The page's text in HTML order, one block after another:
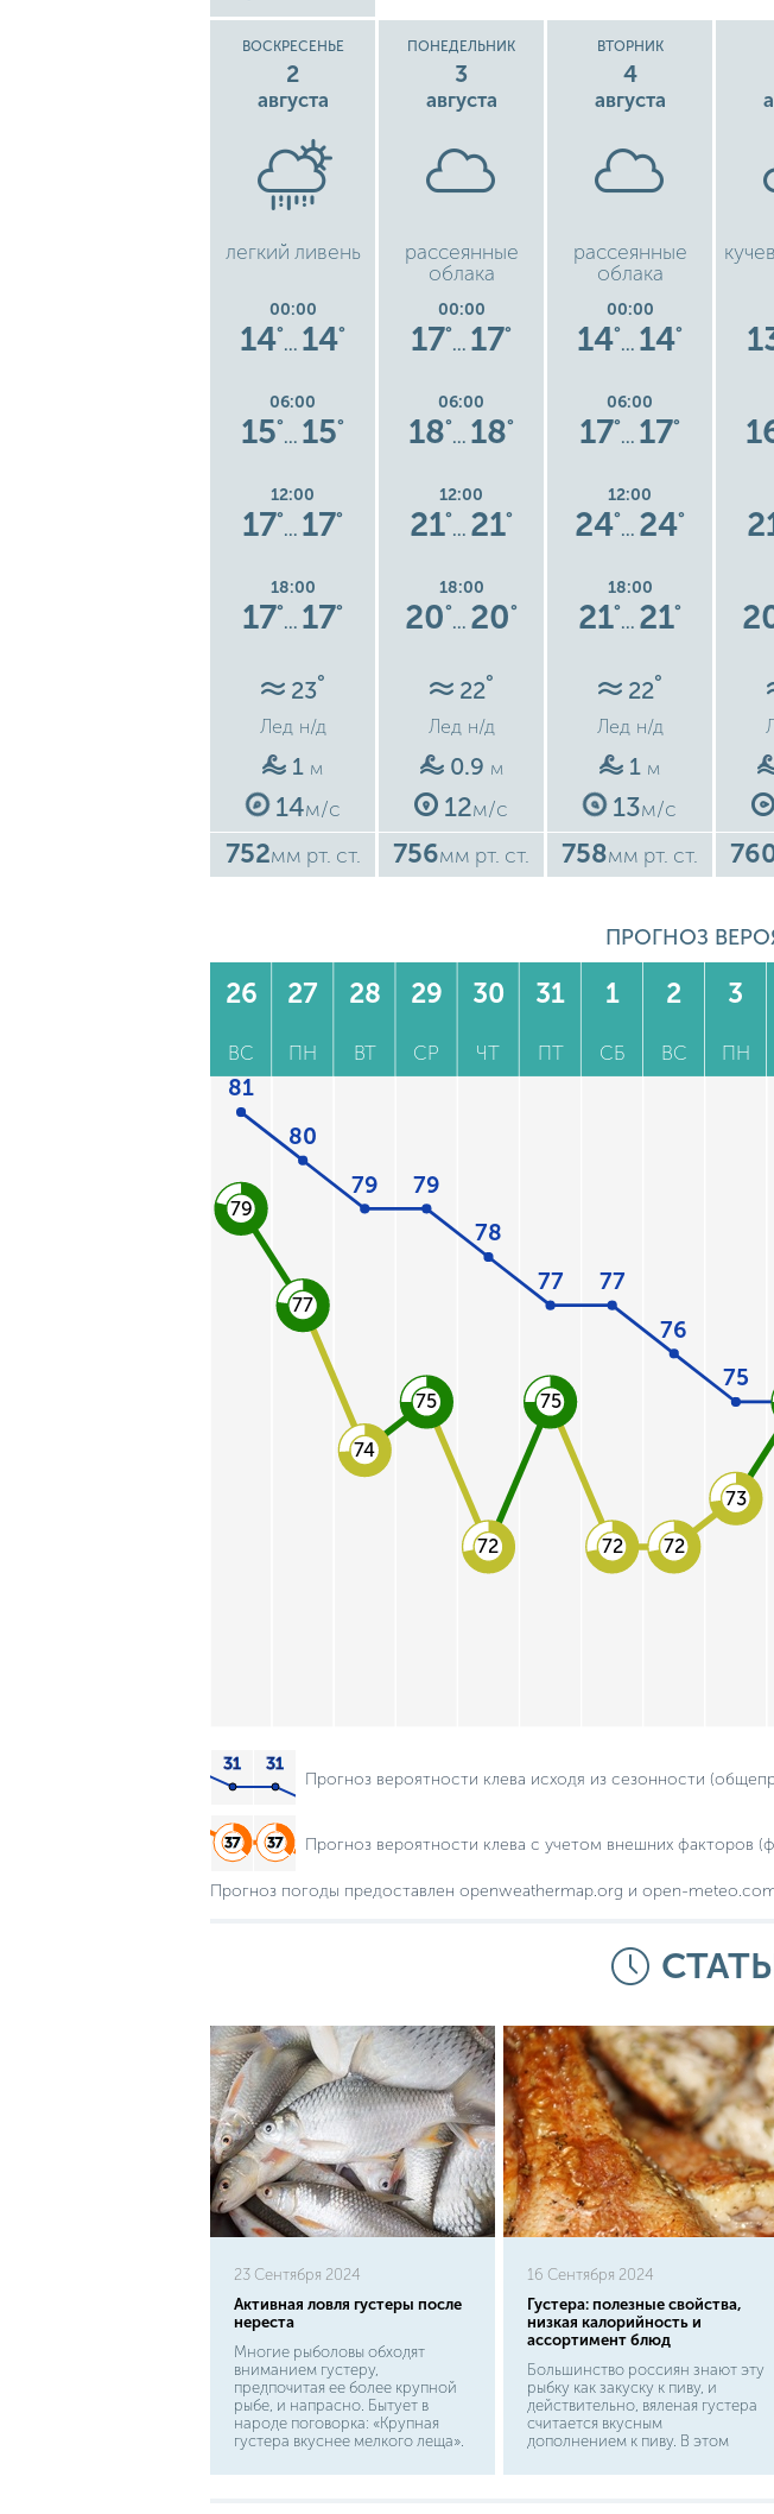
ВОСКРЕСЕНЬЕ
2
августа
легкий ливень
00:00
14°
… 14°
06:00
15°
… 15°
12:00
17°
… 17°
18:00
17°
… 17°
23°
Лед н/д
1 м
14м/с
752мм рт. ст.
ПОНЕДЕЛЬНИК
3
августа
рассеянные
облака
00:00
17°
… 17°
06:00
18°
… 18°
12:00
21°
… 21°
18:00
20°
… 20°
22°
Лед н/д
0.9 м
12м/с
756мм рт. ст.
ВТОРНИК
4
августа
рассеянные
облака
00:00
14°
… 14°
06:00
17°
… 17°
12:00
24°
… 24°
18:00
21°
… 21°
22°
Лед н/д
1 м
13м/с
758мм рт. ст.
ПРОГНОЗ
26
ВС
27
ПН
28
ВТ
29
СР
30
ЧТ
31
ПТ
1
СБ
2
ВС
3
ПН
81
80
79 79
78
77
77
76
75
79
77
74
75
72
75
72 72
73
Прогноз вероятности клева исходя из сезонности
Прогноз вероятности клева с учетом внешних факторов
Прогноз погоды предоставлен openweathermap.org и open-
23 Сентября 2024
Активная ловля густеры после
нереста
Многие рыболовы обходят
вниманием густеру,
предпочитая ее более крупной
рыбе, и напрасно. Бытует в
народе поговорка: «Крупная
густера вкуснее мелкого леща».
хороша в любом виде – в
16 Сентября 2024
Густера: полезные свойства,
низкая калорийность и
ассортимент блюд
Большинство россиян знают эту
рыбку как закуску к пиву, и
действительно, вяленая густера
считается вкусным
дополнением к пиву. В этом
выдерживают в рассоле, а после